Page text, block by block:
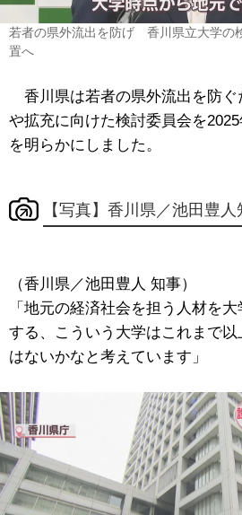
若者の県外流出を防げ 香川県立大学の
置へ
香川県は若者の県外流出を防ぐ
や拡充に向けた検討委員会を
を明らかにしました。
【写真】香川県／池田豊
（香川県／池田豊人 知事）
「地元の経済社会を担う人材を
する、こういう大学はこれまで
はないかなと考えています」